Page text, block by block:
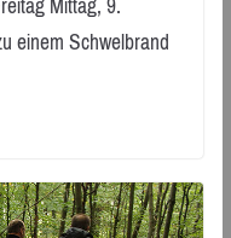
einem Schwelbrand